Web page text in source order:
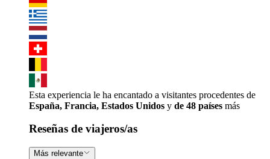
Esta experiencia le ha encantado a visitantes procedentes de
España, Francia, Estados Unidos y de 48 países más
Reseñas de viajeros/as
Más relevante